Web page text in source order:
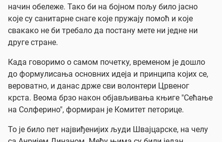
начин обележе. Тако би на бојном пољу било јасно
које су санитарне снаге које пружају помоћ и које
свакако не би требало да постану мете ни једне ни
друге стране.
Када говоримо о самом почетку, временом је дошло
до формулисања основних идеја и принципа којих се,
вероватно, и данас држе сви волонтери Црвеног
крста. Веома брзо након објављивања књиге "Сећање
на Солферино", формиран је Комитет петорице.
То је било пет највиђенијих људи Швајцарске, на челу